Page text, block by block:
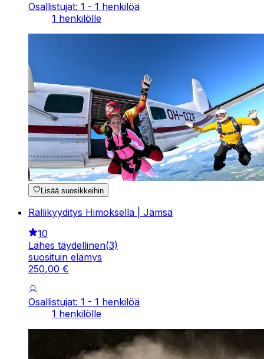
Osallistujat: 1 - 1 henkilöä
1 henkilölle
Lisää suosikkeihin
Rallikyyditys Himoksella | Jämsä
10
Lähes täydellinen(3)
suosituin elämys
250,00 €
Osallistujat: 1 - 1 henkilöä
1 henkilölle